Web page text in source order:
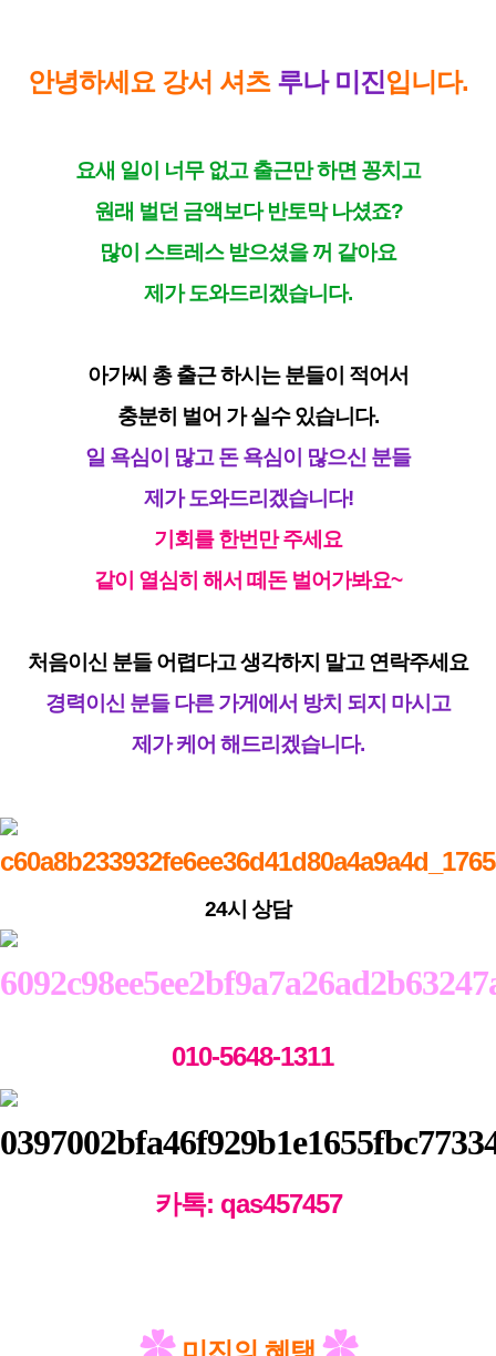
안녕하세요 강서 셔츠 루나 미진입니다.
요새 일이 너무 없고 출근만 하면 꽁치고
원래 벌던 금액보다 반토막 나셨죠?
많이 스트레스 받으셨을 꺼 같아요
제가 도와드리겠습니다.
아가씨 총 출근 하시는 분들이 적어서
충분히 벌어 가 실수 있습니다.
일 욕심이 많고 돈 욕심이 많으신 분들
제가 도와드리겠습니다!
기회를 한번만 주세요
같이 열심히 해서 떼돈 벌어가봐요~
처음이신 분들 어렵다고 생각하지 말고 연락주세요
경력이신 분들 다른 가게에서 방치 되지 마시고
제가 케어 해드리겠습니다.
24시 상담
010-5648-1311
카톡: qas457457